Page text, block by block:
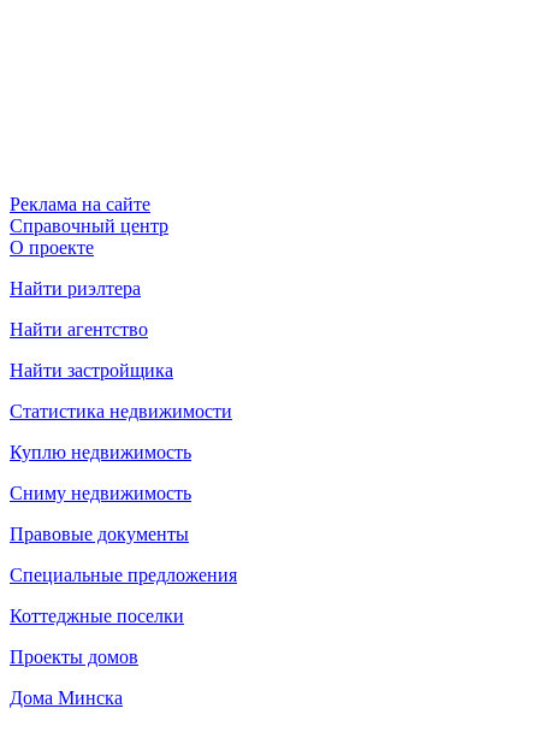
Реклама на сайте
Справочный центр
О проекте
Найти риэлтера
Найти агентство
Найти застройщика
Статистика недвижимости
Куплю недвижимость
Сниму недвижимость
Правовые документы
Специальные предложения
Коттеджные поселки
Проекты домов
Дома Минска